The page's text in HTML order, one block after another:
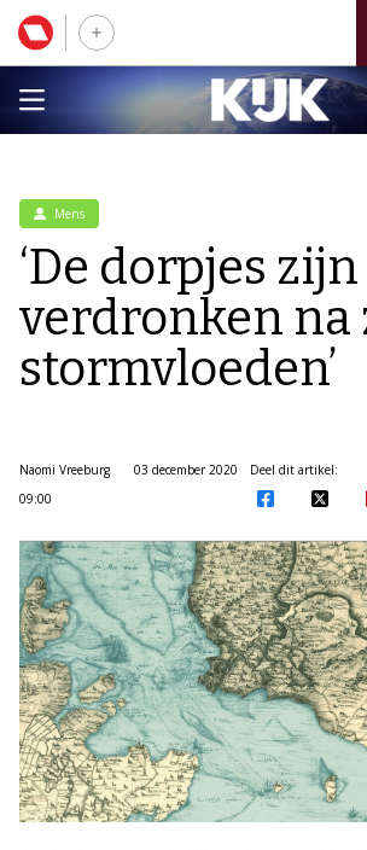
Mens
‘De dorpjes zijn
verdronken na
stormvloeden’
Naomi Vreeburg
03 december 2020
09:00
Deel dit artikel: